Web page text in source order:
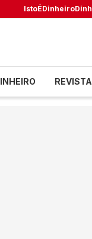
IstoÉDinheiro
REVISTA